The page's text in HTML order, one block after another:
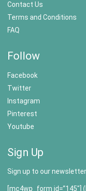
Contact Us
Terms and Conditions
FAQ
Follow
Facebook
Twitter
Instagram
Pinterest
Youtube
Sign Up
Sign up to our
[mc4wp_form id=”145″]